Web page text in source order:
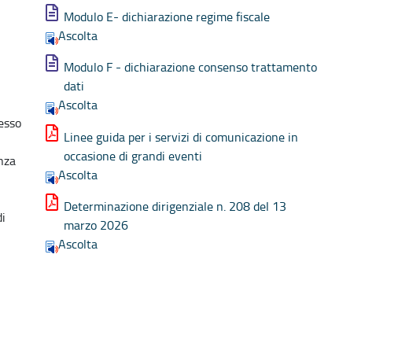
Modulo E- dichiarazione regime fiscale
Ascolta
Modulo F - dichiarazione consenso trattamento
dati
Ascolta
Linee guida per i servizi di comunicazione in
occasione di grandi eventi
Ascolta
Determinazione dirigenziale n. 208 del 13
marzo 2026
Ascolta